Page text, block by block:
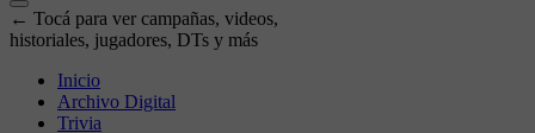
← Tocá para ver campañas, videos,
historiales, jugadores, DTs y más
Inicio
Archivo Digital
Trivia